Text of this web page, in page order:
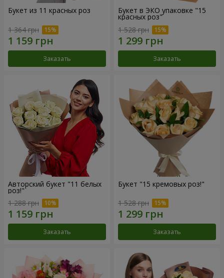
Букет из 11 красных роз
1 364 грн
Заказать
Букет в ЭКО упаковке "15
красных роз"
1 528 грн
Заказать
Авторский букет "11 белых
роз!"
1 288 грн
Заказать
Букет "15 кремовых роз!"
1 528 грн
Заказать